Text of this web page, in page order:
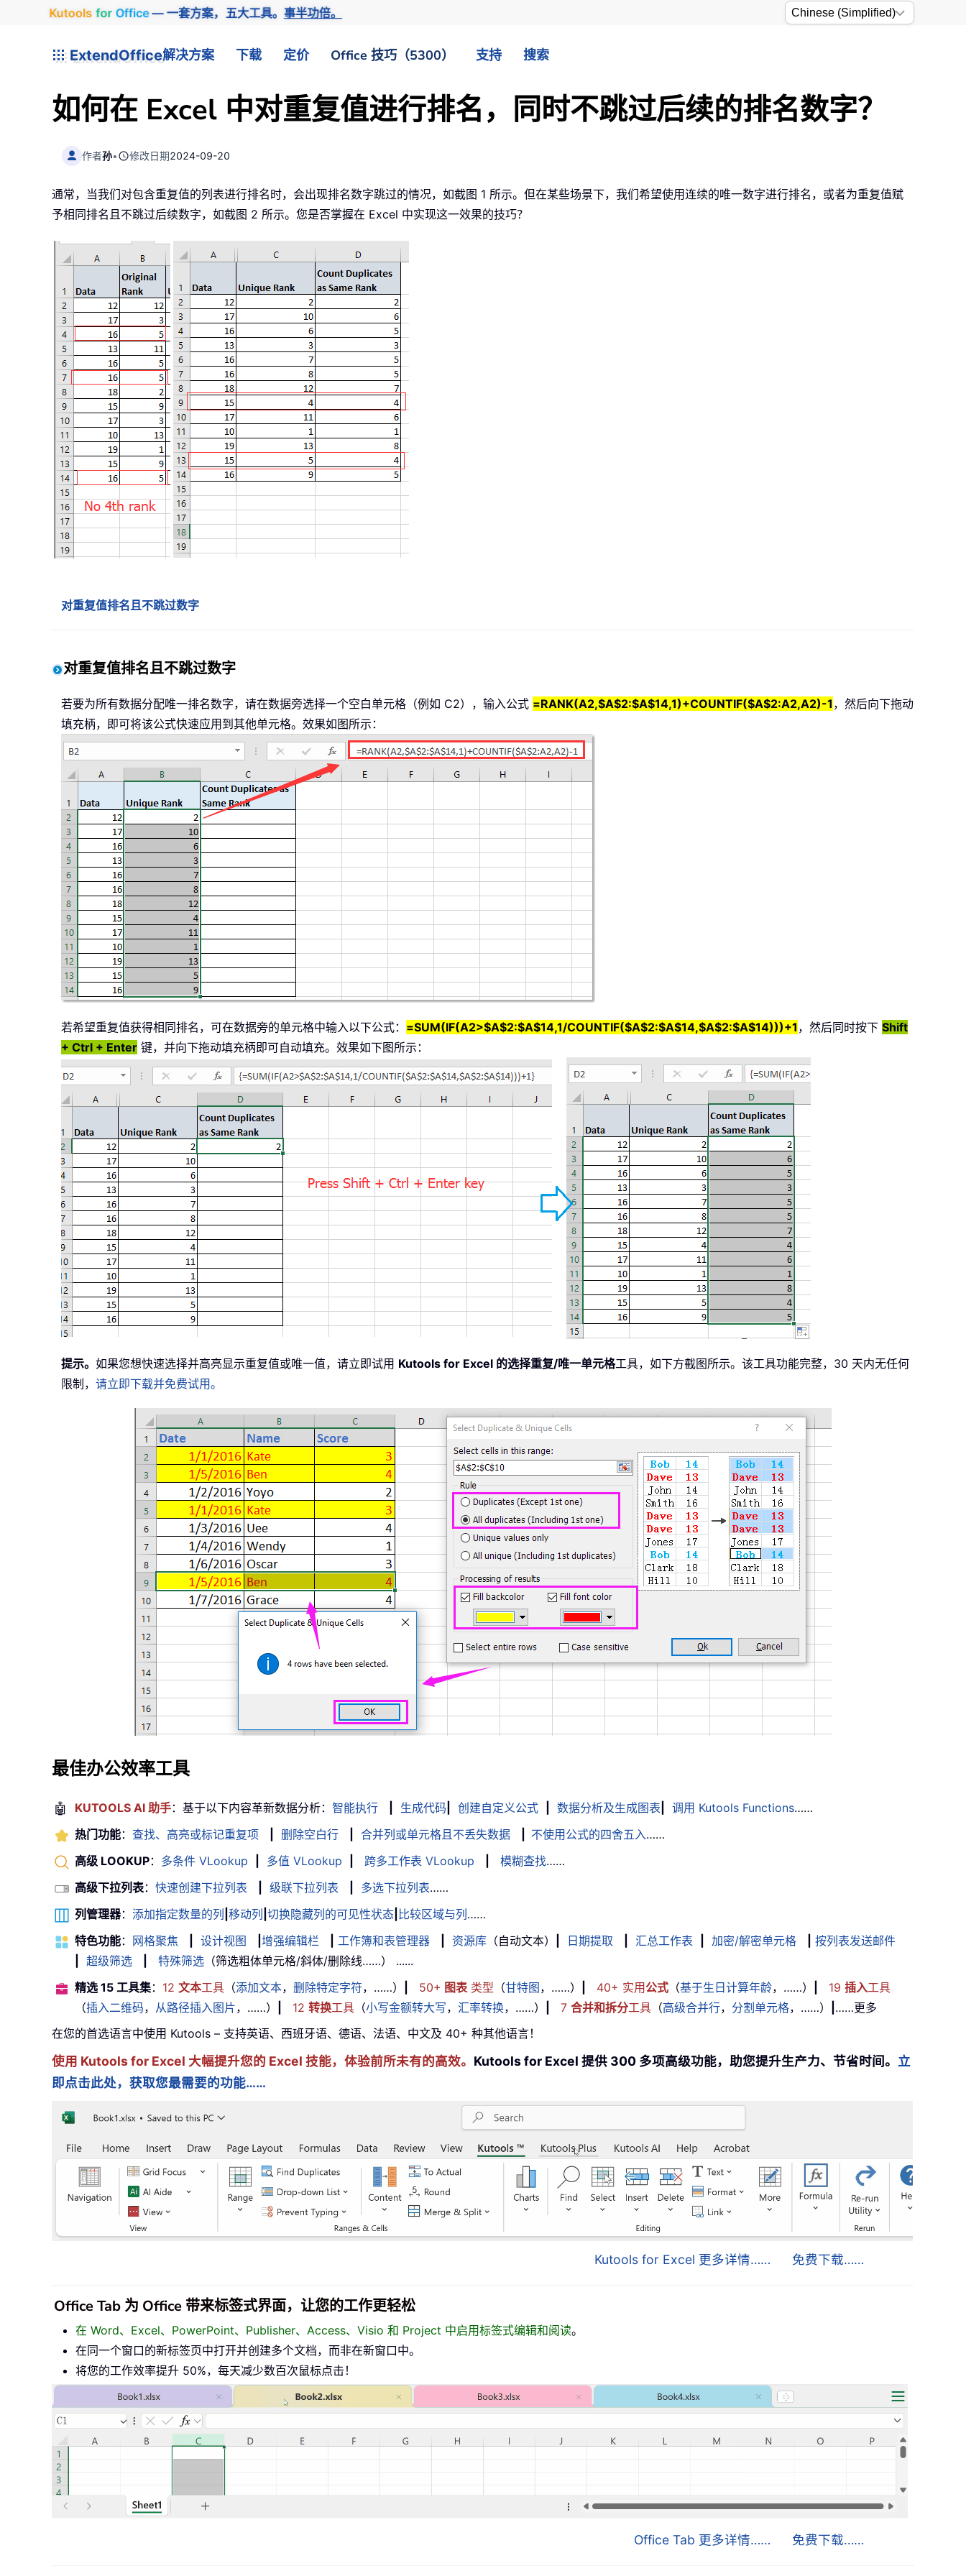
Kutools for Office— 一套方案，五大工具。事半功倍。
ExtendOffice解决方案 下载 定价 Office 技巧（5300） 支持 搜索
如何在 Excel 中对重复值进行排名，同时不跳过后续的排名数字？
作者孙• 修改日期2024-09-20
通常，当我们对包含重复值的列表进行排名时，会出现排名数字跳过的情况，如截图 1 所示。但在某些场景下，我们希望使用连续的唯一数字进行排名，或者为重复值赋
予相同排名且不跳过后续数字，如截图 2 所示。您是否掌握在 Excel 中实现这一效果的技巧？
对重复值排名且不跳过数字
对重复值排名且不跳过数字
若要为所有数据分配唯一排名数字，请在数据旁选择一个空白单元格（例如 C2），输入公式 =RANK(A2,$A$2:$A$14,1)+COUNTIF($A$2:A2,A2)-1 ，然后向下拖动
填充柄，即可将该公式快速应用到其他单元格。效果如图所示：
若希望重复值获得相同排名，可在数据旁的单元格中输入以下公式： =SUM(IF(A2>$A$2:$A$14,1/COUNTIF($A$2:$A$14,$A$2:$A$14)))+1 ，然后同时按下 Shift
+ Ctrl + Enter 键，并向下拖动填充柄即可自动填充。效果如下图所示：
提示。 如果您想快速选择并高亮显示重复值或唯一值，请立即试用 Kutools for Excel 的选择重复/唯一单元格工具，如下方截图所示。该工具功能完整，30 天内无任何
限制， 请立即下载并免费试用。
最佳办公效率工具
🤖 KUTOOLS AI 助手：基于以下内容革新数据分析： 智能执行 生成代码 创建自定义公式 数据分析及生成图表 调用 Kutools Functions……
热门功能： 查找、高亮或标记重复项 删除空白行 合并列或单元格且不丢失数据 不使用公式的四舍五入……
高级 LOOKUP： 多条件 VLookup 多值 VLookup 跨多工作表 VLookup 模糊查找……
高级下拉列表： 快速创建下拉列表 级联下拉列表 多选下拉列表……
列管理器： 添加指定数量的列 移动列 切换隐藏列的可见性状态 比较区域与列 ……
特色功能： 网格聚焦 设计视图 增强编辑栏 工作簿和表管理器 资源库 （自动文本） 日期提取 汇总工作表 加密/解密单元格
按列表发送邮件
超级筛选 特殊筛选 （筛选粗体单元格/斜体/删除线……） ......
精选 15 工具集： 12 文本工具 （添加文本， 删除特定字符，……） 50+ 图表类型 （甘特图 ，……） 40+ 实用公式 （基于生日计算年龄，……） 19 插入工具
（插入二维码， 从路径插入图片，……） 12 转换工具 （小写金额转大写， 汇率转换，……） 7 合并和拆分工具 （高级合并行， 分割单元格，……）
……更多
在您的首选语言中使用 Kutools – 支持英语、西班牙语、德语、法语、中文及 40+ 种其他语言！
使用 Kutools for Excel 大幅提升您的 Excel 技能，体验前所未有的高效。 Kutools for Excel 提供 300 多项高级功能，助您提升生产力、节省时间。 立
即点击此处，获取您最需要的功能……
Kutools for Excel 更多详情…… 免费下载……
Office Tab 为 Office 带来标签式界面，让您的工作更轻松
在 Word、Excel、PowerPoint、Publisher、Access、Visio 和 Project 中启用标签式编辑和阅读。
在同一个窗口的新标签页中打开并创建多个文档，而非在新窗口中。
将您的工作效率提升 50%，每天减少数百次鼠标点击！
Office Tab 更多详情…… 免费下载……